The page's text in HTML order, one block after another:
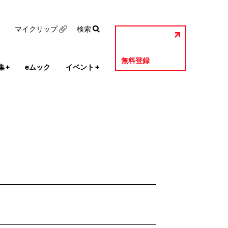
+ eムック イベント +
無料登録
マイクリップ 検索